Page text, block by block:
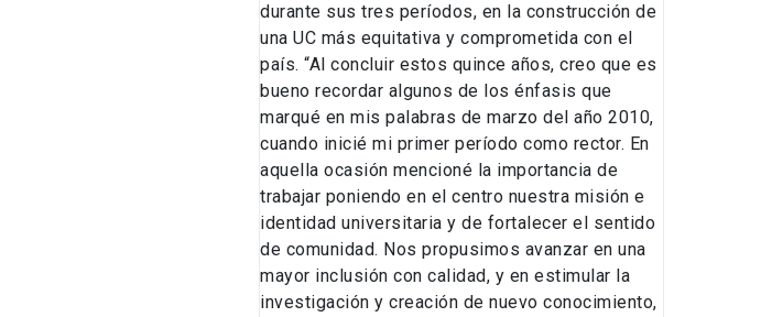
durante sus tres períodos, en la construcción de
una UC más equitativa y comprometida con el
país. “Al concluir estos quince años, creo que es
bueno recordar algunos de los énfasis que
marqué en mis palabras de marzo del año 2010,
cuando inicié mi primer período como rector. En
aquella ocasión mencioné la importancia de
trabajar poniendo en el centro nuestra misión e
identidad universitaria y de fortalecer el sentido
de comunidad. Nos propusimos avanzar en una
mayor inclusión con calidad, y en estimular la
investigación y creación de nuevo conocimiento,